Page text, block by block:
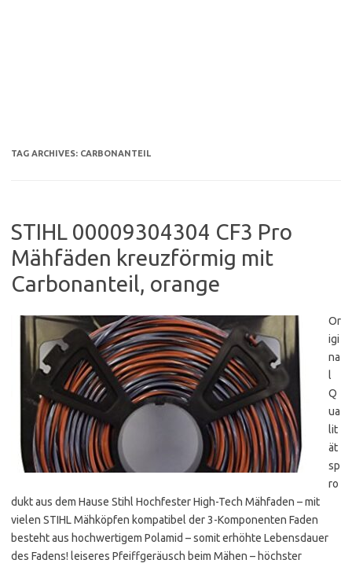
TAG ARCHIVES: CARBONANTEIL
STIHL 00009304304 CF3 Pro
Mähfäden kreuzförmig mit
Carbonanteil, orange
Or
igi
na
l
Q
ua
lit
ät
sp
ro
dukt aus dem Hause Stihl Hochfester High-Tech Mähfaden – mit
vielen STIHL Mähköpfen kompatibel der 3-Komponenten Faden
besteht aus hochwertigem Polamid – somit erhöhte Lebensdauer
des Fadens! leiseres Pfeiffgeräusch beim Mähen – höchster